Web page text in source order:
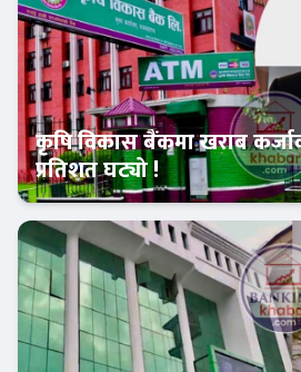
Banner News
कृषि विकास बैंकमा खराब
प्रतिशत घट्यो !